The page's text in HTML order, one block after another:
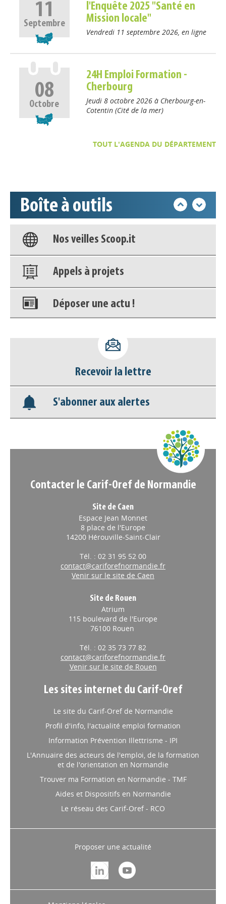
11
Septembre
l'Enquête 2025 "Santé en
Mission locale"
Vendredi 11 septembre 2026, en ligne
08
Octobre
24H Emploi Formation -
Cherbourg
Jeudi 8 octobre 2026 à Cherbourg-en-
Cotentin (Cité de la mer)
TOUT L'AGENDA DU DÉPARTEMENT
Boîte à outils
Appels à projets
Base documentaire
Nos veilles Scoop.it
Appels à projets
Déposer une actu !
déconnecter)
Base documentaire
Nos veilles Scoop.it
Recevoir la lettre
S'abonner aux alertes
Contacter le Carif-Oref de Normandie
Site de Caen
Espace Jean Monnet
8 place de l'Europe
14200 Hérouville-Saint-Clair
Tél. : 02 31 95 52 00
contact@cariforefnormandie.fr
Venir sur le site de Caen
Site de Rouen
Atrium
115 boulevard de l'Europe
76100 Rouen
Tél. : 02 35 73 77 82
contact@cariforefnormandie.fr
Venir sur le site de Rouen
Les sites internet du Carif-Oref
Le site du Carif-Oref de Normandie
Profil d'info, l'actualité emploi formation
Information Prévention Illettrisme - IPI
L'Annuaire des acteurs de l'emploi, de la formation
et de l'orientation en Normandie
Trouver ma Formation en Normandie - TMF
Aides et Dispositifs en Normandie
Le réseau des Carif-Oref - RCO
Proposer une actualité